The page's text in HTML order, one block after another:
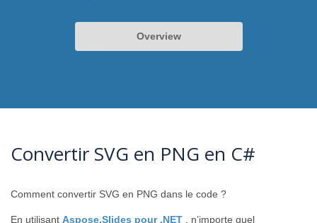
Overview
Convertir SVG en PNG en C#
Comment convertir SVG en PNG dans le code ?
En utilisant Aspose.Slides pour .NET , n’importe quel